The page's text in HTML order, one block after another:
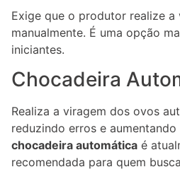
Exige que o produtor realize
manualmente. É uma opção
iniciantes.
Chocadeira
Realiza a viragem dos ovos
reduzindo erros e
chocadeira automática é
recomendada para quem